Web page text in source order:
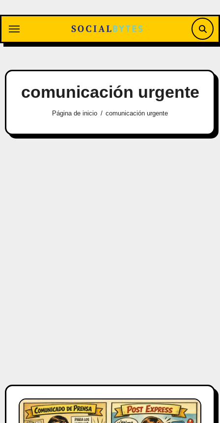
contenido
comunicación urgente
Página de inicio comunicación urgente